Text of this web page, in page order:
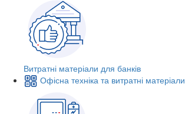
Витратні матеріали для банків
Офісна техніка та витратні матеріали